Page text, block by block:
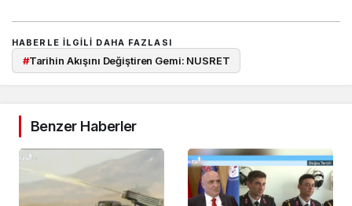
HABERLE ILGILI DAHA FAZLASI
#Tarihin Akışını Değiştiren Gemi: NUSRET
Benzer Haberler